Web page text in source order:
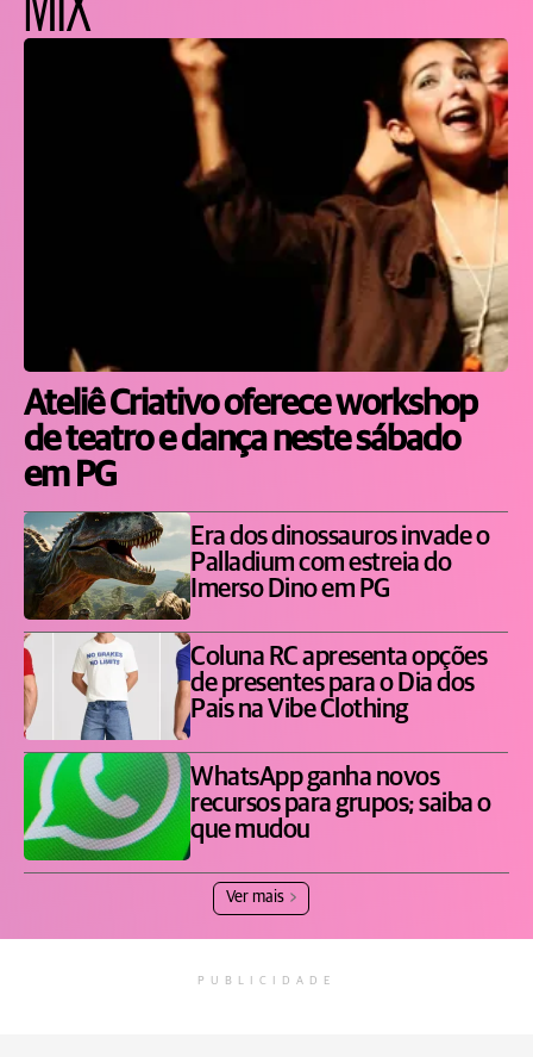
Ateliê Criativo oferece workshop
de teatro e dança neste sábado
em PG
Era dos dinossauros invade o
Palladium com estreia do
Imerso Dino em PG
Coluna RC apresenta opções
de presentes para o Dia dos
Pais na Vibe Clothing
WhatsApp ganha novos
recursos para grupos; saiba o
que mudou
Ver mais
PUBLICIDADE